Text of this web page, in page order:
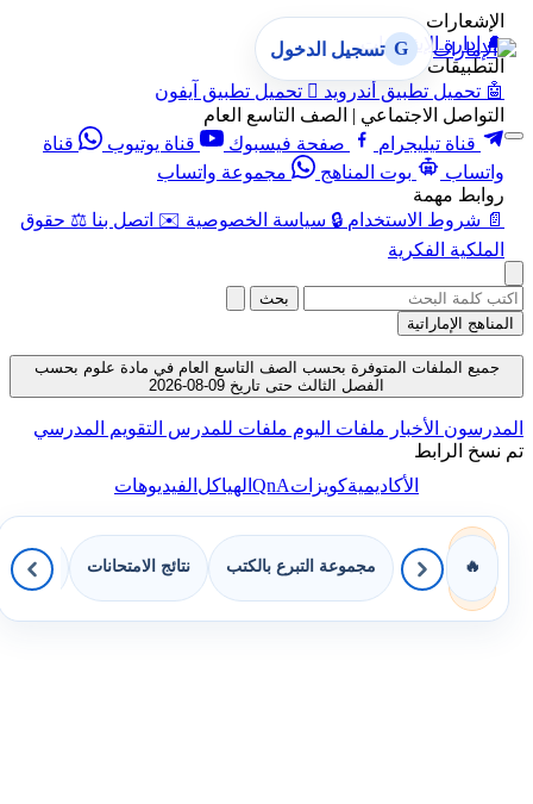
الإشعارات
🔔 إدارة الإشعارات
التطبيقات
🤖 تحميل تطبيق أندرويد  تحميل تطبيق آيفون
التواصل الاجتماعي | الصف التاسع العام
قناة تيليجرام
صفحة فيسبوك قناة يوتيوب
قناة
واتساب
بوت المناهج
مجموعة واتساب
روابط مهمة
📄 شروط الاستخدام 🔒 سياسة الخصوصية ✉️ اتصل بنا ⚖️ حقوق
الملكية الفكرية
G تسجيل الدخول
بحث
المناهج الإماراتية
جميع الملفات المتوفرة بحسب الصف التاسع العام في مادة علوم بحسب
الفصل الثالث حتى تاريخ 09-08-2026
المدرسون الأخبار ملفات اليوم ملفات للمدرس التقويم المدرسي
تم نسخ الرابط
الأكاديميةكويزاتQnAالهياكلالفيديوهات
🔥 مجموعة التبرع بالكتب نتائج الامتحانات